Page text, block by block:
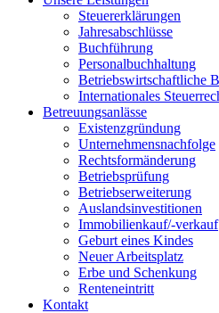
Steuererklärungen
Jahresabschlüsse
Buchführung
Personalbuchhaltung
Betriebswirtschaftliche
Internationales
Betreuungsanlässe
Existenzgründung
Unternehmensnachfolge
Rechtsformänderung
Betriebsprüfung
Betriebserweiterung
Auslandsinvestitionen
Immobilienkauf/-verkauf
Geburt eines Kindes
Neuer Arbeitsplatz
Erbe und Schenkung
Renteneintritt
Kontakt